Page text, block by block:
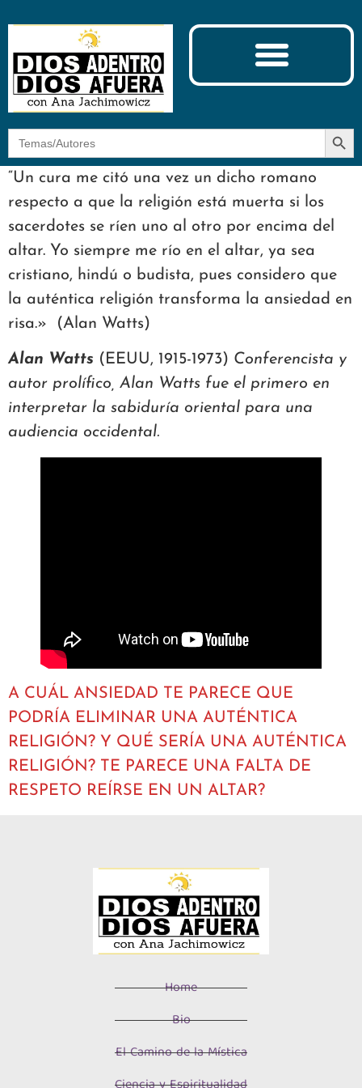
Botón
“Un cura me citó una vez un dicho romano
respecto a que la religión está muerta si los
sacerdotes se ríen uno al otro por encima del
altar. Yo siempre me río en el altar, ya sea
cristiano, hindú o budista, pues considero que
la auténtica religión transforma la ansiedad en
risa.» (Alan Watts)
Alan Watts (EEUU, 1915-1973) Conferencista y
autor prolífico, Alan Watts fue el primero en
interpretar la sabiduría oriental para una
audiencia occidental.
A CUÁL ANSIEDAD TE PARECE QUE
PODRÍA ELIMINAR UNA AUTÉNTICA
RELIGIÓN? Y QUÉ SERÍA UNA AUTÉNTICA
RELIGIÓN? TE PARECE UNA FALTA DE
RESPETO REÍRSE EN UN ALTAR?
Home
Bio
El Camino de la Mística